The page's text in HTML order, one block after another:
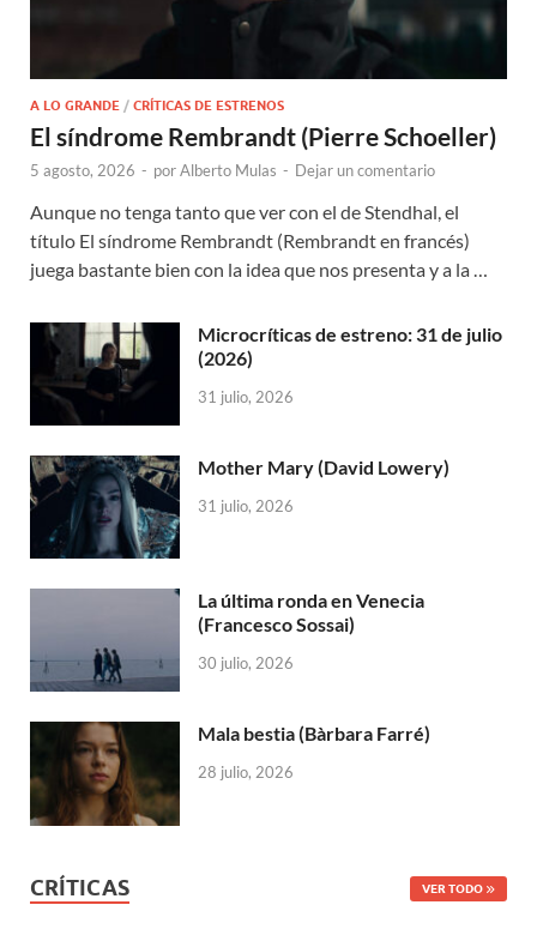
A LO GRANDE / CRÍTICAS DE ESTRENOS
El síndrome Rembrandt (Pierre Schoeller)
5 agosto, 2026 - porAlberto Mulas - Dejar un comentario
Aunque no tenga tanto que ver con el de Stendhal, el
título El síndrome Rembrandt (Rembrandt en francés)
juega bastante bien con la idea que nos presenta y a la …
Microcríticas de estreno: 31 de julio
(2026)
31 julio, 2026
Mother Mary (David Lowery)
31 julio, 2026
La última ronda en Venecia
(Francesco Sossai)
30 julio, 2026
Mala bestia (Bàrbara Farré)
28 julio, 2026
CRÍTICAS VER TODO